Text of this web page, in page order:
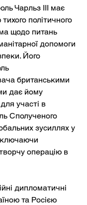
Чарльз III має
політичного
щодо питань
допомоги
Його
британськими
дає йому
участі в
Сполученого
зусиллях у
операцію в
дипломатичні
та Росією